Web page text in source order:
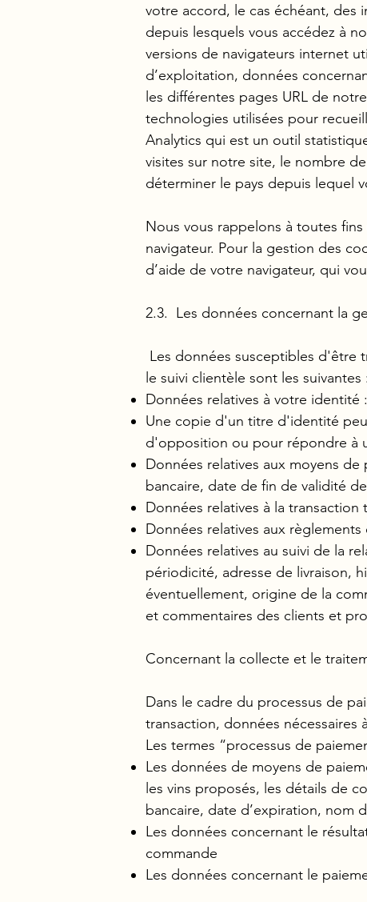
votre accord, le cas échéant, des
depuis lesquels vous accédez à
versions de navigateurs internet
d’exploitation, données
les différentes pages URL de
technologies utilisées pour
Analytics qui est un outil
visites sur notre site, le nombre
déterminer le pays depuis lequel
Nous vous rappelons à toutes
navigateur. Pour la gestion des
d’aide de votre navigateur, qui
2.3. Les données concernant la
Les données susceptibles d'être
le suivi clientèle sont les suivantes :
Données relatives à votre
Une copie d'un titre d'identité
d'opposition ou pour répondre à
Données relatives aux moyens
bancaire, date de fin de validité
Données relatives à la
Données relatives aux
Données relatives au suivi de la
périodicité, adresse de livraison,
éventuellement, origine de la
et commentaires des clients et
Concernant la collecte et le
Dans le cadre du processus de
transaction, données
Les termes “processus de
Les données de moyens de
les vins proposés, les détails de
bancaire, date d’expiration, nom
Les données concernant le
commande
Les données concernant le